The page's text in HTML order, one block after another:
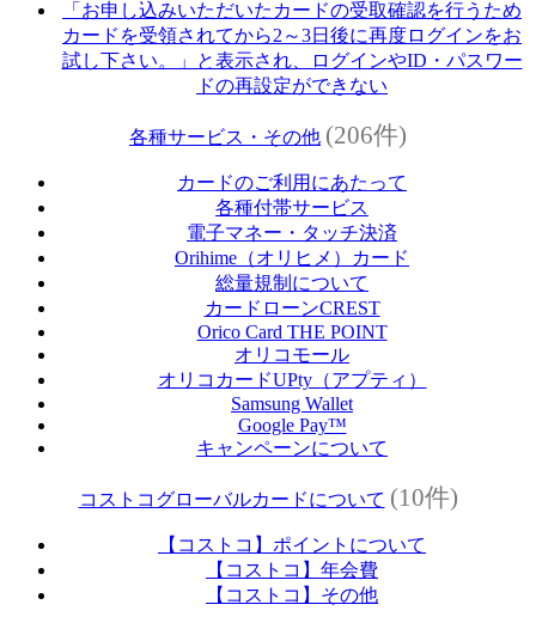
「お申し込みいただいたカードの受取確認を行うため
カードを受領されてから2～3日後に再度ログインをお
試し下さい。」と表示され、ログインやID・パスワー
ドの再設定ができない
各種サービス・その他 (206件)
カードのご利用にあたって
各種付帯サービス
電子マネー・タッチ決済
Orihime（オリヒメ）カード
総量規制について
カードローンCREST
Orico Card THE POINT
オリコモール
オリコカードUPty（アプティ）
Samsung Wallet
Google Pay™
キャンペーンについて
コストコグローバルカードについて (10件)
【コストコ】ポイントについて
【コストコ】年会費
【コストコ】その他